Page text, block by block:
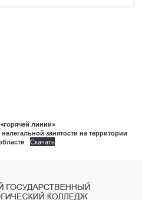
линии»
занятости на территории
Скачать